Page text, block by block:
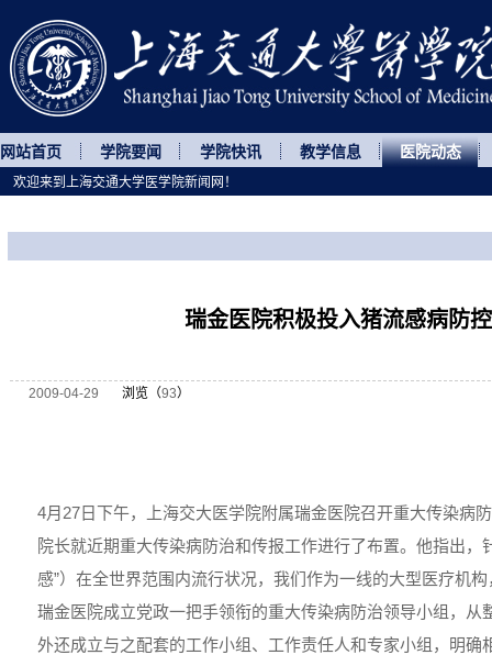
网站首页 学院要闻 学院快讯 教学信息 医院动态
瑞金医院积极投入猪流感病防
2009-04-29 浏览（93）
4月27日下午，上海交大医学院附属瑞金医院召开重大传染病
院长就近期重大传染病防治和传报工作进行了布置。他指出，
感”）在全世界范围内流行状况，我们作为一线的大型医疗机
瑞金医院成立党政一把手领衔的重大传染病防治领导小组，从
外还成立与之配套的工作小组、工作责任人和专家小组，明确
欢迎来到上海交通大学医学院新闻网！